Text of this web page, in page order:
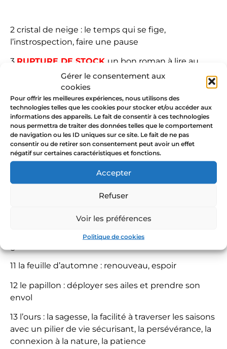
Gérer le consentement aux
cookies
Pour offrir les meilleures expériences, nous utilisons des
technologies telles que les cookies pour stocker et/ou accéder aux
informations des appareils. Le fait de consentir à ces technologies
nous permettra de traiter des données telles que le comportement
de navigation ou les ID uniques sur ce site. Le fait de ne pas
consentir ou de retirer son consentement peut avoir un effet
négatif sur certaines caractéristiques et fonctions.
Accepter
Refuser
Voir les préférences
Politique de cookies
2 cristal de neige : le temps qui se fige,
l’instrospection, faire une pause
3 RUPTURE DE STOCK un bon roman à lire au
coin du feu sous un plaid ou un grimoire de
4 l’amour de soi
5 le troisième oeil : l’intuition
6 le bijou de mamie
7 guidée par le coeur
8 la main : générosité, transmission, créativité +
9 l’hirondelle : famille, foyer
10 le serpent : transformation, purification,
11 la feuille d’automne : renouveau, espoir
12 le papillon : déployer ses ailes et prendre son
envol
13 l’ours : la sagesse, la facilité à traverser les saisons
avec un pilier de vie sécurisant, la persévérance, la
connexion à la nature, la patience